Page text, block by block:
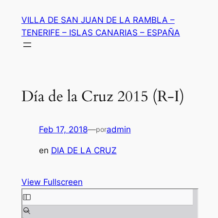
contenido
VILLA DE SAN JUAN DE LA RAMBLA –
TENERIFE – ISLAS CANARIAS – ESPAÑA
Día de la Cruz 2015 (R-I)
Feb 17, 2018—poradmin
en DIA DE LA CRUZ
View Fullscreen
Saltar
al